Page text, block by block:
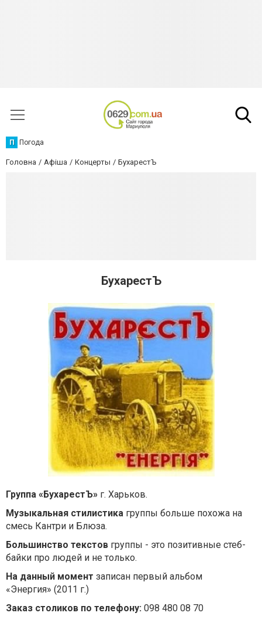
П Погода
Головна Афіша Концерты БухарестЪ
БухарестЪ
Группа «БухарестЪ» г. Харьков.
Музыкальная стилистика группы больше похожа на
смесь Кантри и Блюза.
Большинство текстов группы - это позитивные стеб-
байки про людей и не только.
На данный момент записан первый альбом
«Энергия» (2011 г.)
Заказ столиков по телефону: 098 480 08 70